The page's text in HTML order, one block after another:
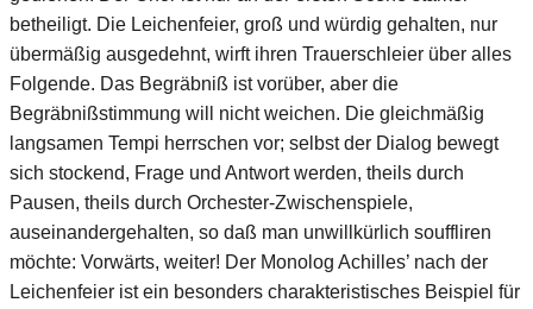
betheiligt. Die Leichenfeier, groß und würdig gehalten, nur
übermäßig ausgedehnt, wirft ihren Trauerschleier über alles
Folgende. Das Begräbniß ist vorüber, aber die
Begräbnißstimmung will nicht weichen. Die gleichmäßig
langsamen Tempi herrschen vor; selbst der Dialog bewegt
sich stockend, Frage und Antwort werden, theils durch
Pausen, theils durch Orchester-Zwischenspiele,
auseinandergehalten, so daß man unwillkürlich souffliren
möchte: Vorwärts, weiter! Der Monolog Achilles’ nach der
Leichenfeier ist ein besonders charakteristisches Beispiel für